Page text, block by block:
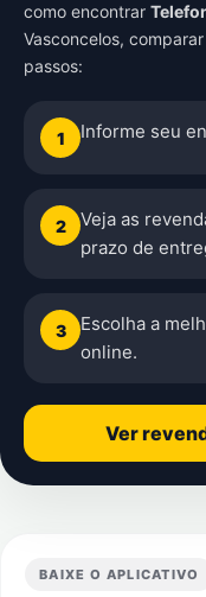
como encontrar
Vasconcelos,
passos:
1 Informe seu
2
Veja as
prazo de
3
Escolha a
online.
Ver
BAIXE O APLICATIVO